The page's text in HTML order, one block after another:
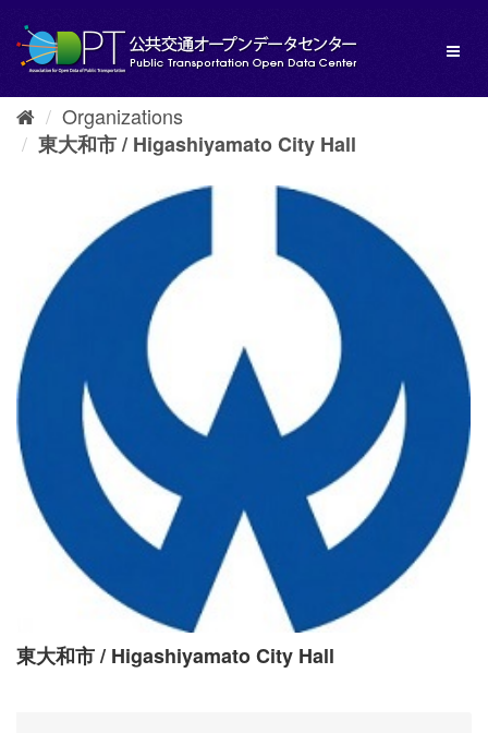
content
Organizations
東大和市 / Higashiyamato City Hall
東大和市 / Higashiyamato City Hall